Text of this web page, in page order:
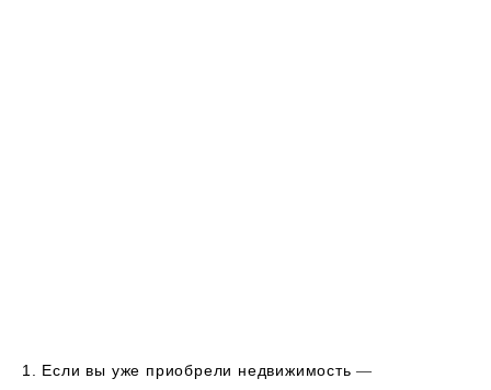
1. Если вы уже приобрели недвижимость ―